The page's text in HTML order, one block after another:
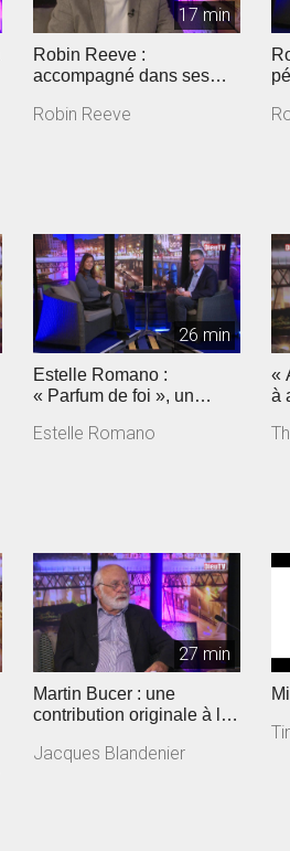
17 min
Robin Reeve :
accompagné dans ses
Robin Reeve
26 min
Estelle Romano :
« Parfum de foi », un
Jeunesse en mission
Estelle Romano
«
à
27 min
Martin Bucer : une
contribution originale à la
Jacques Blandenier